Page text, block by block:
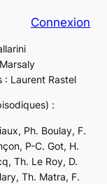
Connexion
: Laurent Rastel
:
Ph. Boulay, F.
P-C. Got, H.
Th. Le Roy, D.
Th. Matra, F.